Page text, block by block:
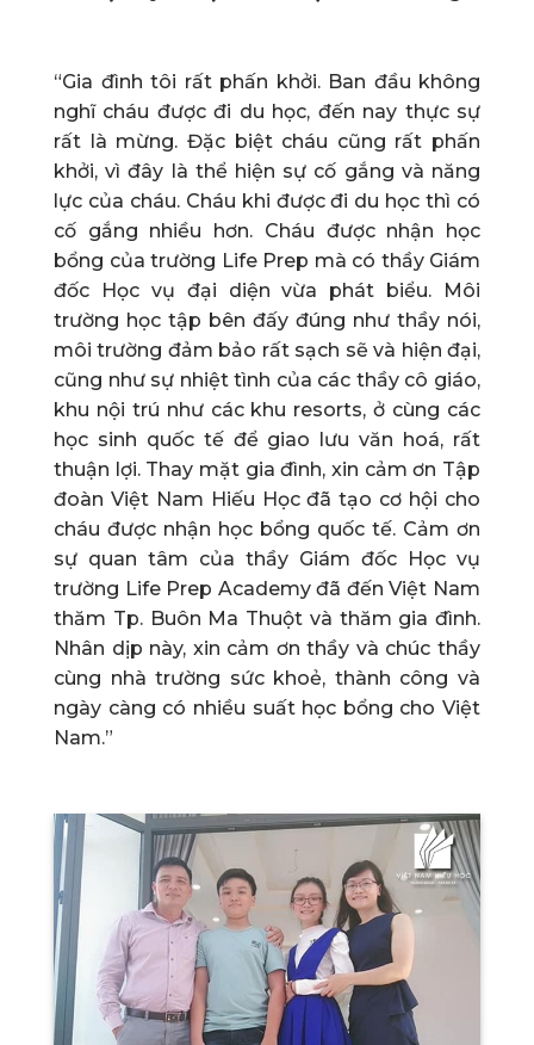
“Gia đình tôi rất phấn khởi. Ban đầu không
nghĩ cháu được đi du học, đến nay thực sự
rất là mừng. Đặc biệt cháu cũng rất phấn
khởi, vì đây là thể hiện sự cố gắng và năng
lực của cháu. Cháu khi được đi du học thì có
cố gắng nhiều hơn. Cháu được nhận học
bổng của trường Life Prep mà có thầy Giám
đốc Học vụ đại diện vừa phát biểu. Môi
trường học tập bên đấy đúng như thầy nói,
môi trường đảm bảo rất sạch sẽ và hiện đại,
cũng như sự nhiệt tình của các thầy cô giáo,
khu nội trú như các khu resorts, ở cùng các
học sinh quốc tế để giao lưu văn hoá, rất
thuận lợi. Thay mặt gia đình, xin cảm ơn Tập
đoàn Việt Nam Hiếu Học đã tạo cơ hội cho
cháu được nhận học bổng quốc tế. Cảm ơn
sự quan tâm của thầy Giám đốc Học vụ
trường Life Prep Academy đã đến Việt Nam
thăm Tp. Buôn Ma Thuột và thăm gia đình.
Nhân dịp này, xin cảm ơn thầy và chúc thầy
cùng nhà trường sức khoẻ, thành công và
ngày càng có nhiều suất học bổng cho Việt
Nam.”